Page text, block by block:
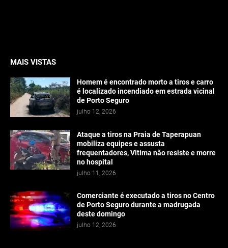
MAIS VISTAS
Homem é encontrado morto a tiros e carro
é localizado incendiado em estrada vicinal
de Porto Seguro
julho 12, 2026
Ataque a tiros na Praia de Taperapuan
mobiliza equipes e assusta
frequentadores, Vitima não resiste e morre
no hospital
julho 11, 2026
Comerciante é executado a tiros no Centro
de Porto Seguro durante a madrugada
deste domingo
julho 12, 2026